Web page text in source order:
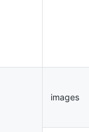
images